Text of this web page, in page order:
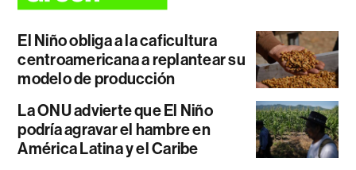
El Niño obliga a la caficultura
centroamericana a replantear su
modelo de producción
La ONU advierte que El Niño
podría agravar el hambre en
América Latina y el Caribe